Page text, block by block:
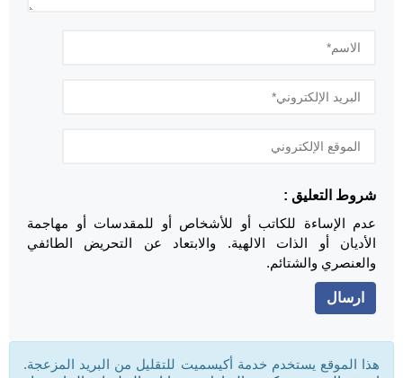
شروط التعليق :
عدم الإساءة للكاتب أو للأشخاص أو للمقدسات أو مهاجمة
الأديان أو الذات الالهية. والابتعاد عن التحريض الطائفي
والعنصري والشتائم.
هذا الموقع يستخدم خدمة أكيسميت للتقليل من البريد المزعجة.